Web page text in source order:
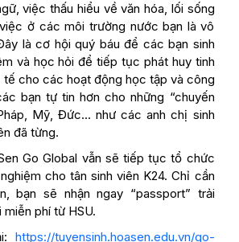
việc thấu hiểu về văn hóa, lối sống
ở các môi trường nước bạn là vô
là cơ hội quý báu để các bạn sinh
và học hỏi để tiếp tục phát huy tinh
tế cho các hoạt động học tập và công
bạn tự tin hơn cho những “chuyến
Mỹ, Đức… như các anh chị sinh
đã từng.
Go Global vẫn sẽ tiếp tục tổ chức
cho tân sinh viên K24. Chỉ cần
bạn sẽ nhận ngay “passport” trải
phí từ HSU.
https://tuyensinh.hoasen.edu.vn/go-